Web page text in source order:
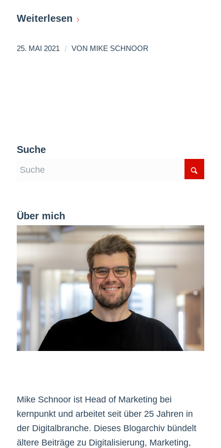
Weiterlesen
25. MAI 2021 / VON MIKE SCHNOOR
Suche
Über mich
Mike Schnoor ist Head of Marketing bei
kernpunkt und arbeitet seit über 25 Jahren in
der Digitalbranche. Dieses Blogarchiv bündelt
ältere Beiträge zu Digitalisierung, Marketing,